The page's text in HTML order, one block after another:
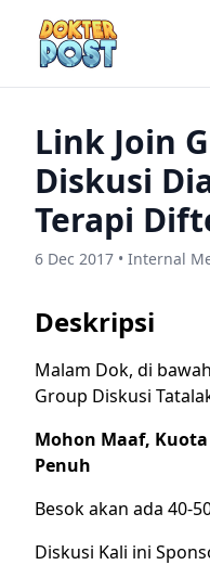
Link Join
Diskusi
Terapi
6 Dec 2017 • Internal
Deskripsi
Malam Dok, di
Group Diskusi
Mohon Maaf,
Penuh
Besok akan ada 40-
Diskusi Kali ini